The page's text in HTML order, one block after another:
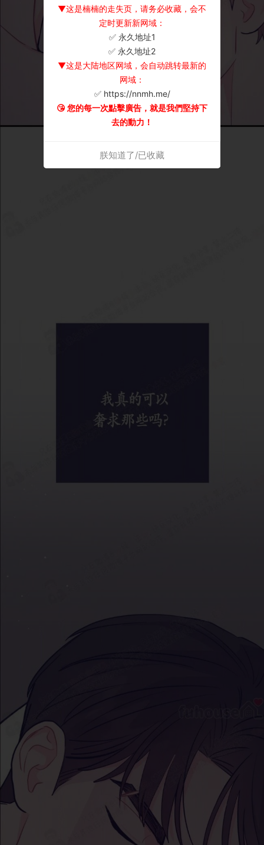
▼这是楠楠的走失页，请务必收藏，会不
定时更新新网域：
✅ 永久地址1
✅ 永久地址2
▼这是大陆地区网域，会自动跳转最新的
网域：
✅ https://nnmh.me/
😘 您的每一次點擊廣告，就是我們堅持下
去的動力！
朕知道了/已收藏